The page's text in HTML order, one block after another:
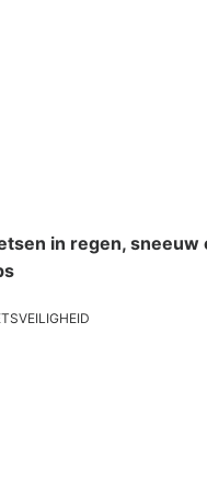
in regen,